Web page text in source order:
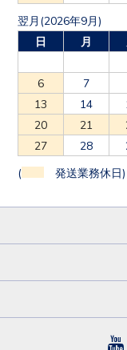
翌月(2026年9月)
日
月
6
7
13
14
20
21
27
28
( 発送業務休日)